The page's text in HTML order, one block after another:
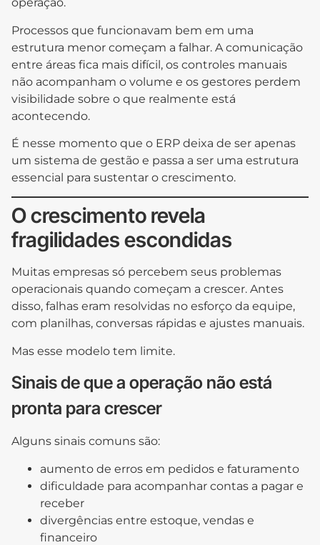
Processos que funcionavam bem em uma
estrutura menor começam a falhar. A comunicação
entre áreas fica mais difícil, os controles manuais
não acompanham o volume e os gestores perdem
visibilidade sobre o que realmente está
acontecendo.
É nesse momento que o ERP deixa de ser apenas
um sistema de gestão e passa a ser uma estrutura
essencial para sustentar o crescimento.
O crescimento revela
fragilidades escondidas
Muitas empresas só percebem seus problemas
operacionais quando começam a crescer. Antes
disso, falhas eram resolvidas no esforço da equipe,
com planilhas, conversas rápidas e ajustes manuais.
Mas esse modelo tem limite.
Sinais de que a operação não está
pronta para crescer
Alguns sinais comuns são:
aumento de erros em pedidos e faturamento
dificuldade para acompanhar contas a pagar e
receber
divergências entre estoque, vendas e
financeiro